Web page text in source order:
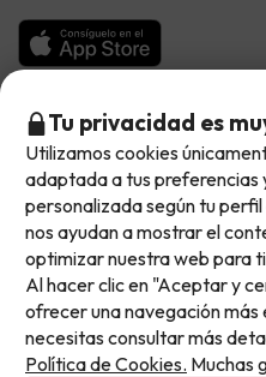
No llegas tarde:
Este chollo ya ha
nuevas oportunidades
menos.
Apúntate y que el
Pon tu mejor e-mail
Chollos con Vuelo Incluido
Hoteles con toboganes
Selección de la Newsletter
Los favoritos de nuestros
Vacaciones en Noviembre
Métodos de pago disponibles
Condiciones generales
Privacidad datos
Política de cookies
Tu privacidad es
Utilizamos cookies
adaptada a tus
personalizada según tu
nos ayudan a mostrar el
optimizar nuestra web para
Al hacer clic en "Aceptar y
ofrecer una navegación
necesitas consultar más
Política de Cookies. Muchas